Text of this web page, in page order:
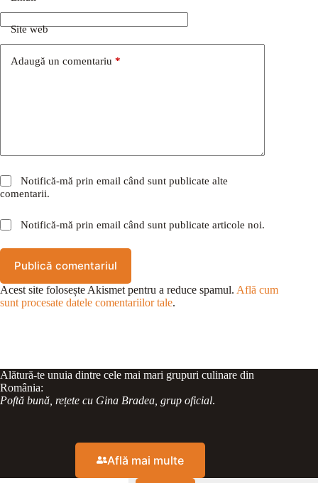
Site web
Adaugă un comentariu *
Notifică-mă prin email când sunt publicate alte
comentarii.
Notifică-mă prin email când sunt publicate articole noi.
Publică comentariul
Acest site folosește Akismet pentru a reduce spamul. Află cum
sunt procesate datele comentariilor tale.
Alătură-te unuia dintre cele mai mari grupuri culinare din
România:
Poftă bună, rețete cu Gina Bradea, grup oficial.
Află mai multe